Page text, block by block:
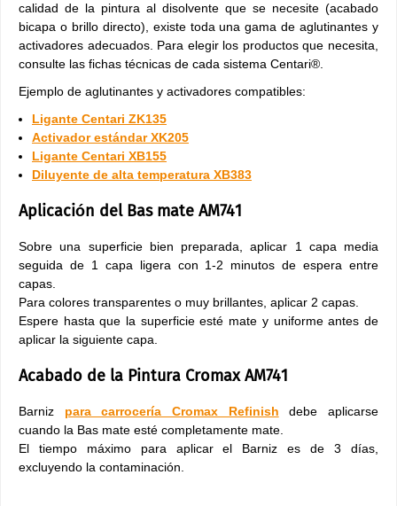
calidad de la pintura al disolvente que se necesite (acabado
bicapa o brillo directo), existe toda una gama de aglutinantes y
activadores adecuados. Para elegir los productos que necesita,
consulte las fichas técnicas de cada sistema Centari®.
Ejemplo de aglutinantes y activadores compatibles:
Ligante Centari ZK135
Activador estándar XK205
Ligante Centari XB155
Diluyente de alta temperatura XB383
Aplicación del Bas mate AM741
Sobre una superficie bien preparada, aplicar 1 capa media
seguida de 1 capa ligera con 1-2 minutos de espera entre
capas.
Para colores transparentes o muy brillantes, aplicar 2 capas.
Espere hasta que la superficie esté mate y uniforme antes de
aplicar la siguiente capa.
Acabado de la Pintura Cromax AM741
Barniz para carrocería Cromax Refinish debe aplicarse
cuando la Bas mate esté completamente mate.
El tiempo máximo para aplicar el Barniz es de 3 días,
excluyendo la contaminación.